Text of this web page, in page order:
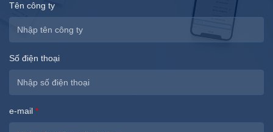
Tên công ty
Số điện thoại
e-mail *